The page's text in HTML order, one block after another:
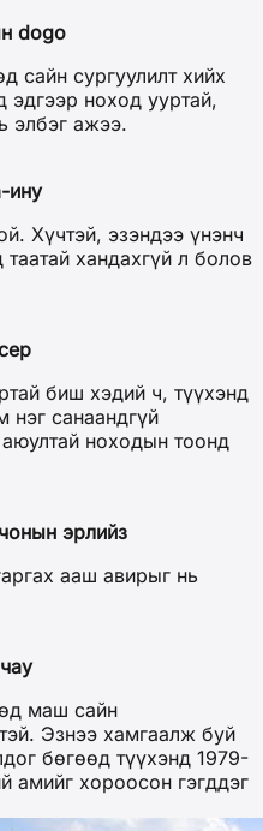
dogo
сайн сургуулилт хийх
эдгээр ноход ууртай,
элбэг ажээ.
ину
Хүчтэй, эзэндээ үнэнч
хандахгүй л болов
биш хэдий ч, түүхэнд
нэг санаандгүй
ноходын тоонд
эрлийз
ааш авирыг нь
маш сайн
Эзнээ хамгаалж буй
бөгөөд түүхэнд 1979-
амийг хороосон гэгддэг